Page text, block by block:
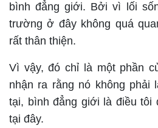
bình đẳng giới. Bởi vì lối
trường ở đây không quá
rất thân thiện.
Vì vậy, đó chỉ là một phần
nhận ra rằng nó không phải
tại, bình đẳng giới là điều tôi
tại đây.